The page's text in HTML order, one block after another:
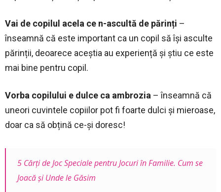
Vai de copilul acela ce n-ascultă de părinți –
înseamnă că este important ca un copil să își asculte
părinții, deoarece aceștia au experiență și știu ce este
mai bine pentru copil.
Vorba copilului e dulce ca ambrozia – înseamnă că
uneori cuvintele copiilor pot fi foarte dulci și mieroase,
doar ca să obțină ce-și doresc!
5 Cărți de Joc Speciale pentru Jocuri în Familie. Cum se
Joacă și Unde le Găsim